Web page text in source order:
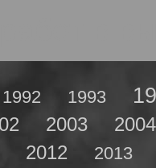
1992 1993
2003 2004
2012 2013